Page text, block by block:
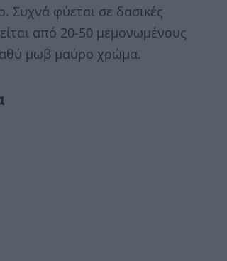
Συχνά φύεται σε δασικές
από 20-50 μεμονωμένους
μωβ μαύρο χρώμα.